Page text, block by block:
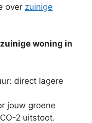
over zuinige
woning in
direct lagere
jouw groene
2 uitstoot.